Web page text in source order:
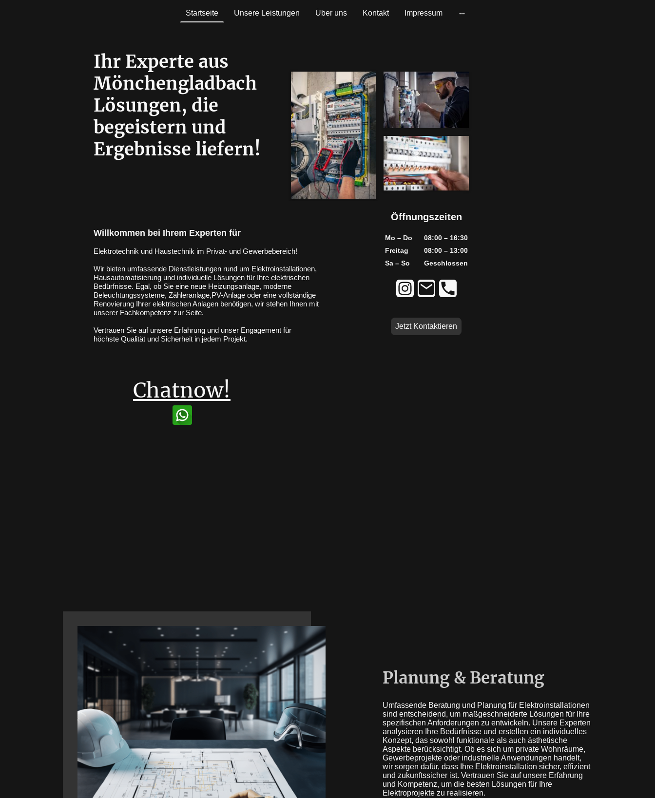
Startseite Unsere Leistungen Über uns Kontakt Impressum
Ihr Experte aus
Mönchengladbach
Lösungen, die
begeistern und
Ergebnisse liefern!
Mo – Do
08:00 – 16:30
Freitag
08:00 – 13:00
Sa – So
Geschlossen
Willkommen bei Ihrem Experten für
Elektrotechnik und Haustechnik im Privat- und Gewerbebereich!
Wir bieten umfassende Dienstleistungen rund um Elektroinstallationen,
Hausautomatisierung und individuelle Lösungen für Ihre elektrischen
Bedürfnisse. Egal, ob Sie eine neue Heizungsanlage, moderne
Beleuchtungssysteme, Zähleranlage,PV-Anlage oder eine vollständige
Renovierung Ihrer elektrischen Anlagen benötigen, wir stehen Ihnen mit
unserer Fachkompetenz zur Seite.
Vertrauen Sie auf unsere Erfahrung und unser Engagement für
höchste Qualität und Sicherheit in jedem Projekt.
Jetzt Kontaktieren
Öffnungszeiten
Chatnow!
Planung & Beratung
Umfassende Beratung und Planung für Elektroinstallationen
sind entscheidend, um maßgeschneiderte Lösungen für Ihre
spezifischen Anforderungen zu entwickeln. Unsere Experten
analysieren Ihre Bedürfnisse und erstellen ein individuelles
Konzept, das sowohl funktionale als auch ästhetische
Aspekte berücksichtigt. Ob es sich um private Wohnräume,
Gewerbeprojekte oder industrielle Anwendungen handelt,
wir sorgen dafür, dass Ihre Elektroinstallation sicher, effizient
und zukunftssicher ist. Vertrauen Sie auf unsere Erfahrung
und Kompetenz, um die besten Lösungen für Ihre
Elektroprojekte zu realisieren.